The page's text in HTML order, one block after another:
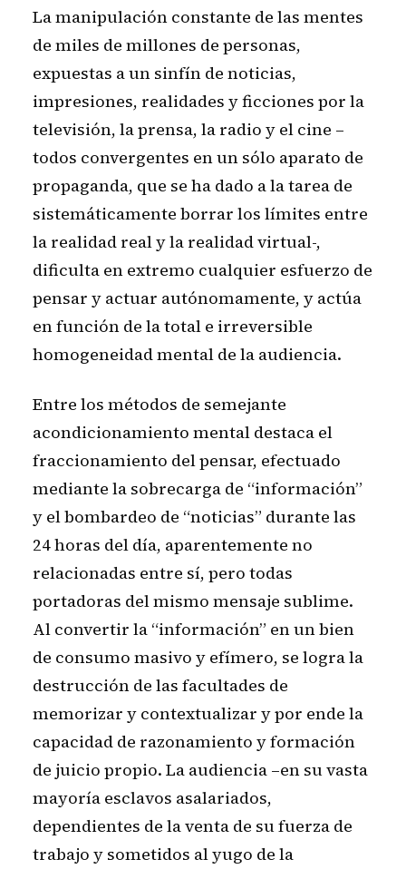
La manipulación constante de las mentes
de miles de millones de personas,
expuestas a un sinfín de noticias,
impresiones, realidades y ficciones por la
televisión, la prensa, la radio y el cine –
todos convergentes en un sólo aparato de
propaganda, que se ha dado a la tarea de
sistemáticamente borrar los límites entre
la realidad real y la realidad virtual-,
dificulta en extremo cualquier esfuerzo de
pensar y actuar autónomamente, y actúa
en función de la total e irreversible
homogeneidad mental de la audiencia.
Entre los métodos de semejante
acondicionamiento mental destaca el
fraccionamiento del pensar, efectuado
mediante la sobrecarga de “información”
y el bombardeo de “noticias” durante las
24 horas del día, aparentemente no
relacionadas entre sí, pero todas
portadoras del mismo mensaje sublime.
Al convertir la “información” en un bien
de consumo masivo y efímero, se logra la
destrucción de las facultades de
memorizar y contextualizar y por ende la
capacidad de razonamiento y formación
de juicio propio. La audiencia –en su vasta
mayoría esclavos asalariados,
dependientes de la venta de su fuerza de
trabajo y sometidos al yugo de la